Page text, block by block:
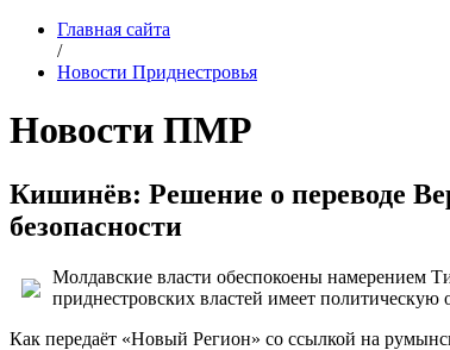
Главная сайта
/
Новости Приднестровья
Новости ПМР
Кишинёв: Решение о переводе
безопасности
Молдавские власти обеспокоены намерением
приднестровских властей имеет политическую
Как передаёт «Новый Регион» со ссылкой на